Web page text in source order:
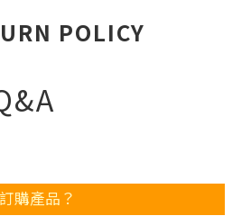
POLICY
購產品？